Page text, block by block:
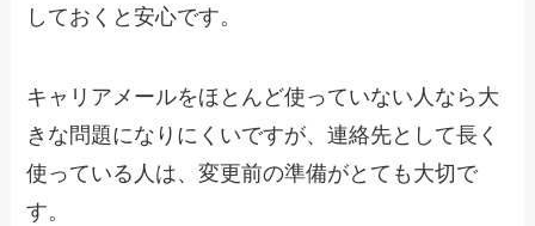
しておくと安心です。
キャリアメールをほとんど使っていない人なら大
きな問題になりにくいですが、連絡先として長く
使っている人は、変更前の準備がとても大切で
す。